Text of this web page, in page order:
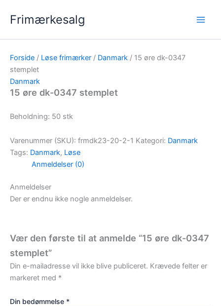
Frimærkesalg
Forside / Løse frimærker / Danmark / 15 øre dk-0347
stemplet
Danmark
15 øre dk-0347 stemplet
Beholdning: 50 stk
Varenummer (SKU): frmdk23-20-2-1 Kategori: Danmark
Tags: Danmark, Løse
Anmeldelser (0)
Anmeldelser
Der er endnu ikke nogle anmeldelser.
Vær den første til at anmelde “15 øre dk-0347
stemplet”
Din e-mailadresse vil ikke blive publiceret. Krævede felter er
markeret med *
Din bedømmelse *